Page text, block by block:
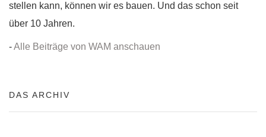
stellen kann, können wir es bauen. Und das schon seit
über 10 Jahren.
-Alle Beiträge von WAM anschauen
DAS ARCHIV